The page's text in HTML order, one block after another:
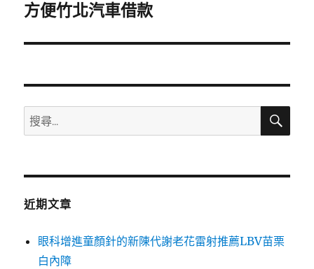
一
文
方便竹北汽車借款
搜
尋
鍵
搜
近期文章
眼科增進童顏針的新陳代謝老花雷射推薦LBV苗栗
白內障